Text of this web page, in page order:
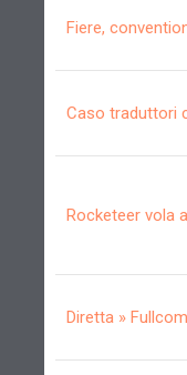
Fiere,
Caso traduttori
Rocketeer vola
Diretta »